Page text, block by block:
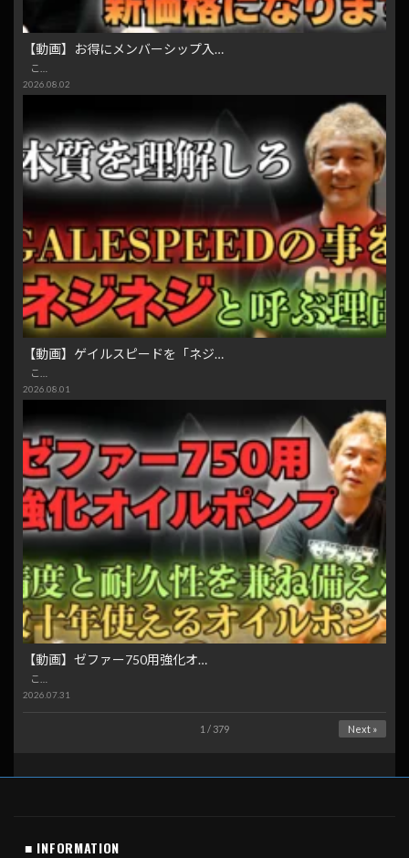
【動画】お得にメンバーシップ入…
こ…
2026.08.02
【動画】ゲイルスピードを「ネジ…
こ…
2026.08.01
【動画】ゼファー750用強化オ…
こ…
2026.07.31
1 / 379 Next »
■ INFORMATION